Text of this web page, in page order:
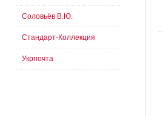
Соловьёв В.Ю.
Стандарт-Коллекция
Укрпочта